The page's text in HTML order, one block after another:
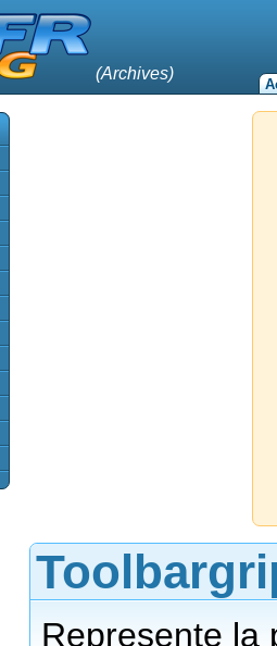
(Archives)
Represente la